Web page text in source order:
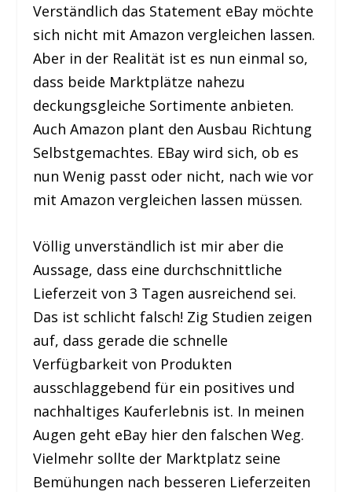
Verständlich das Statement eBay möchte
sich nicht mit Amazon vergleichen lassen.
Aber in der Realität ist es nun einmal so,
dass beide Marktplätze nahezu
deckungsgleiche Sortimente anbieten.
Auch Amazon plant den Ausbau Richtung
Selbstgemachtes. EBay wird sich, ob es
nun Wenig passt oder nicht, nach wie vor
mit Amazon vergleichen lassen müssen.
Völlig unverständlich ist mir aber die
Aussage, dass eine durchschnittliche
Lieferzeit von 3 Tagen ausreichend sei.
Das ist schlicht falsch! Zig Studien zeigen
auf, dass gerade die schnelle
Verfügbarkeit von Produkten
ausschlaggebend für ein positives und
nachhaltiges Kauferlebnis ist. In meinen
Augen geht eBay hier den falschen Weg.
Vielmehr sollte der Marktplatz seine
Bemühungen nach besseren Lieferzeiten